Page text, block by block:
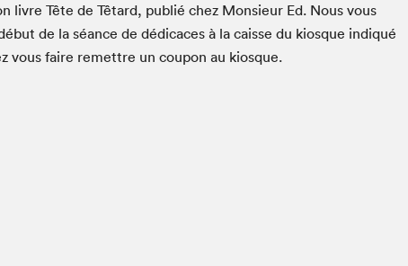
Vitrine du Festival littéraire international Metropolis
bleu
La lecture en cadeau
Tête de Têtard, pub­lié chez Mon­sieur Ed. Nous vous
de la séance de dédi­caces à la caisse du kiosque indiqué
vous faire remet­tre un coupon au kiosque.